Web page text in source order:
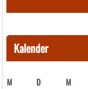
Kalender
M D M